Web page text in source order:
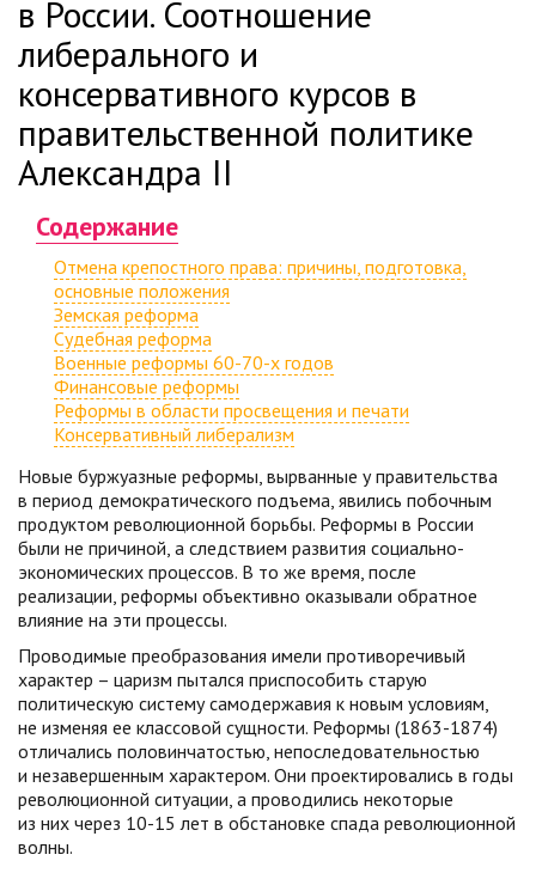
в России. Соотношение
либерального и
консервативного курсов в
правительственной политике
Александра II
Содержание
Отмена крепостного права: причины, подготовка,
основные положения
Земская реформа
Судебная реформа
Военные реформы 60-70-х годов
Финансовые реформы
Реформы в области просвещения и печати
Консервативный либерализм
Новые буржуазные реформы, вырванные у правительства
в период демократического подъема, явились побочным
продуктом революционной борьбы. Реформы в России
были не причиной, а следствием развития социально-
экономических процессов. В то же время, после
реализации, реформы объективно оказывали обратное
влияние на эти процессы.
Проводимые преобразования имели противоречивый
характер – царизм пытался приспособить старую
политическую систему самодержавия к новым условиям,
не изменяя ее классовой сущности. Реформы (1863-1874)
отличались половинчатостью, непоследовательностью
и незавершенным характером. Они проектировались в годы
революционной ситуации, а проводились некоторые
из них через 10-15 лет в обстановке спада революционной
волны.